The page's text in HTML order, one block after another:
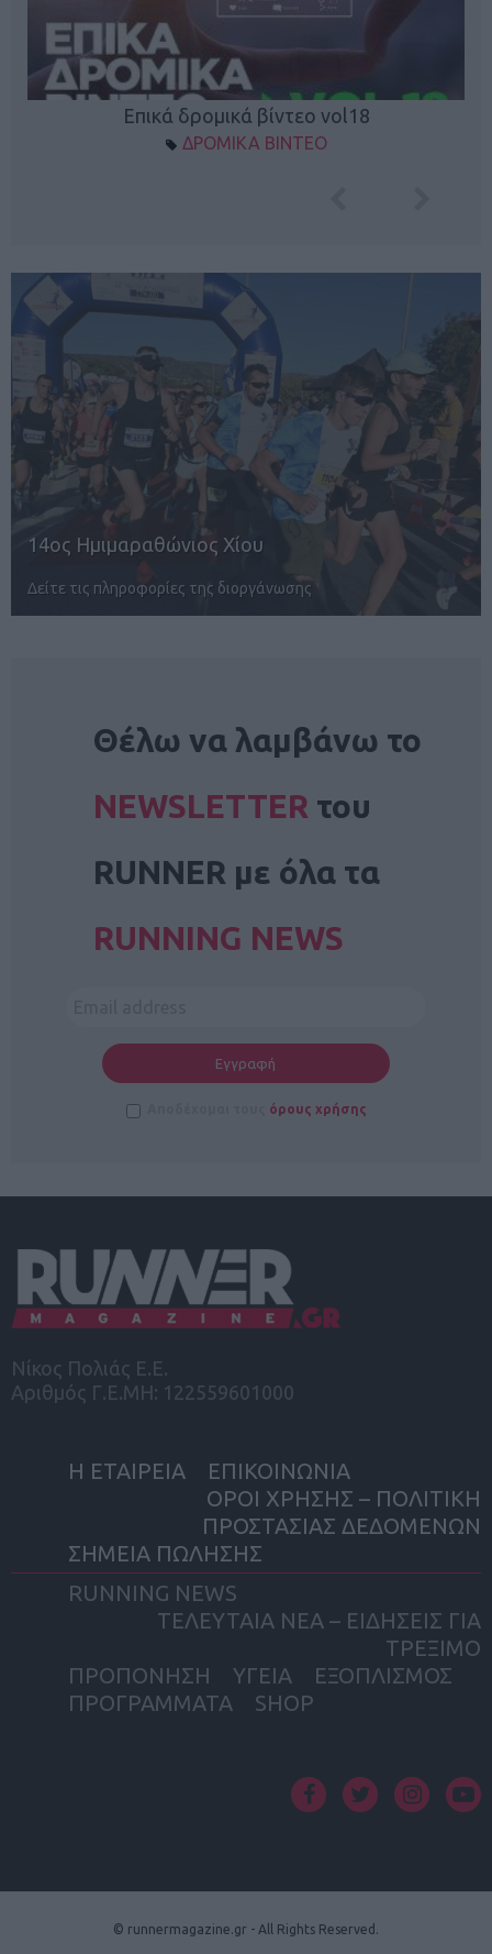
Επικά δρομικά βίντεο vol18
ΔΡΟΜΙΚΑ ΒΙΝΤΕΟ
POWERADE B2Run Aθens 2026
Στις 8/10 το απόλυτο Corporate Running P…
Θέλω να λαμβάνω το
NEWSLETTER του
RUNNER με όλα τα
RUNNING NEWS
όρους χρήσης
Νίκος Πολιάς Ε.Ε.
Αριθμός Γ.Ε.ΜΗ: 122559601000
Η ΕΤΑΙΡΕΙΑ
ΕΠΙΚΟΙΝΩΝΙΑ
ΟΡΟΙ ΧΡΗΣΗΣ – ΠΟΛΙΤΙΚΗ
ΠΡΟΣΤΑΣΙΑΣ ΔΕΔΟΜΕΝΩΝ
ΣΗΜΕΙΑ ΠΩΛΗΣΗΣ
RUNNING NEWS
ΤΕΛΕΥΤΑΙΑ ΝΕΑ – ΕΙΔΗΣΕΙΣ ΓΙΑ
ΤΡΕΞΙΜΟ
ΠΡΟΠΟΝΗΣΗ
ΥΓΕΙΑ
ΕΞΟΠΛΙΣΜΟΣ
ΠΡΟΓΡΑΜΜΑΤΑ
SHOP
© runnermagazine.gr - All Rights Reserved.